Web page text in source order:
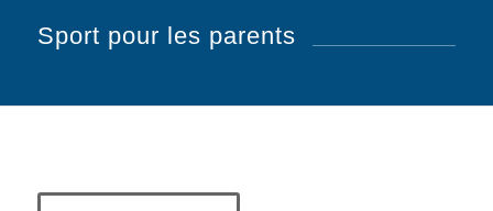
Sport pour les parents